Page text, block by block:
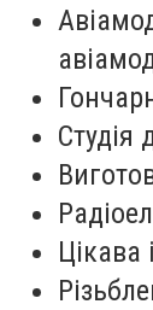
Студія
Цікава